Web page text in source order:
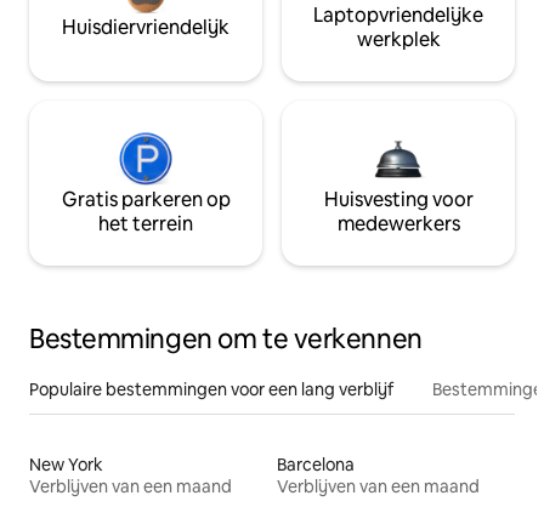
Huisdiervriendelijk
Laptopvriendelijke
werkplek
Gratis parkeren op
het terrein
Huisvesting voor
medewerkers
Bestemmingen om te verkennen
Populaire bestemmingen voor een lang verblijf
New York
Verblijven van een maand
Barcelona
Verblijven van een maand